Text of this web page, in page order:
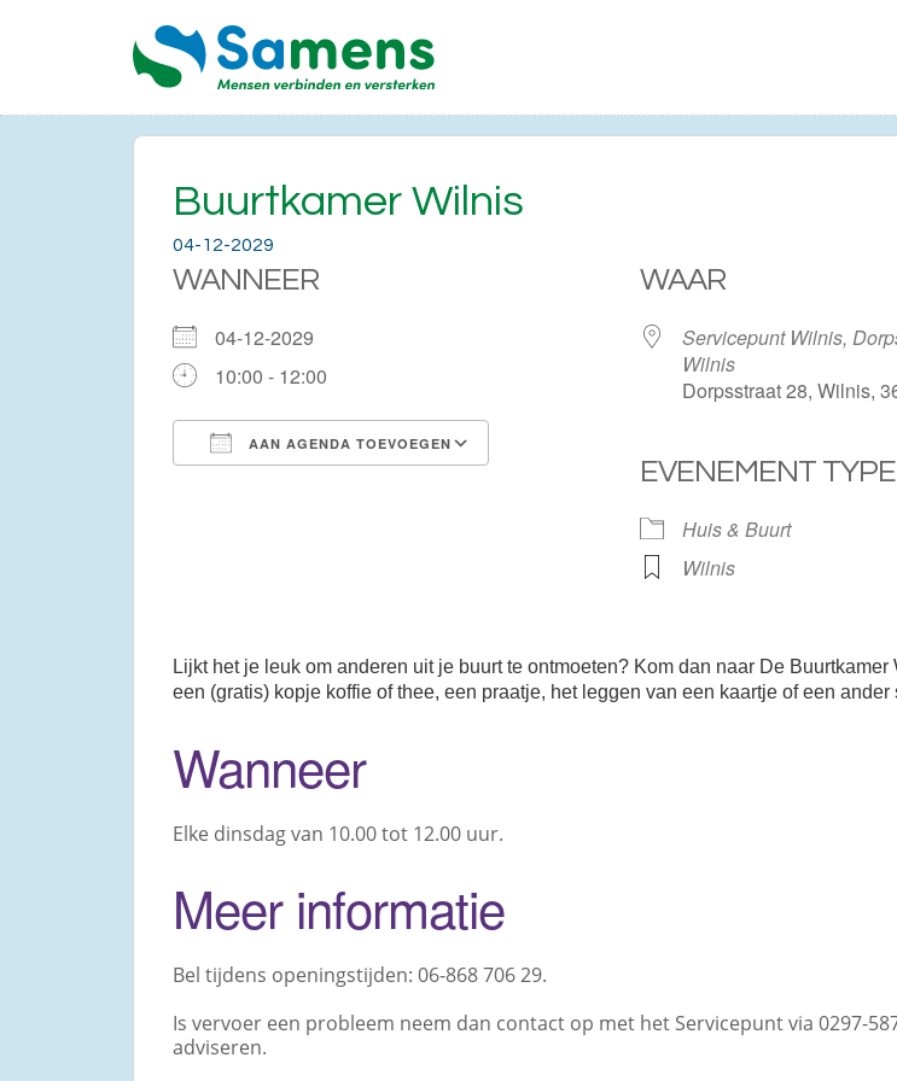
Buurtkamer Wilnis
04-12-2029
WANNEER
04-12-2029
10:00 - 12:00
AAN AGENDA TOEVOEGEN
Google Calendar iCalendar
WAAR
Servicepunt Wilnis,
Wilnis
Dorpsstraat 28, Wilnis,
EVENEMENT TYPE
Huis & Buurt
Wilnis
Lijkt het je leuk om anderen uit je buurt te ontmoeten? Kom dan naar De
een (gratis) kopje koffie of thee, een praatje, het leggen van een kaartje of een ander
Wanneer
Elke dinsdag van 10.00 tot 12.00 uur.
Meer informatie
Bel tijdens openingstijden: 06-868 706 29.
Is vervoer een probleem neem dan contact op met het Servicepunt via 0297-
adviseren.